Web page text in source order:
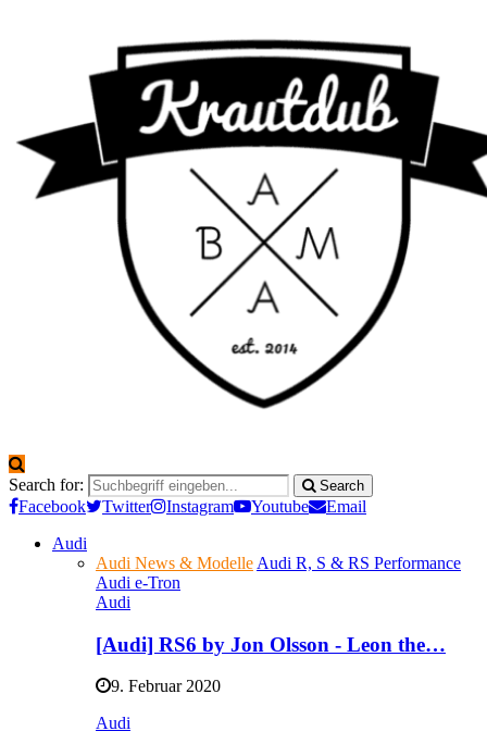
Search for: Search
Facebook Twitter Instagram Youtube
Email
Audi
Audi News & Modelle Audi R, S & RS Performance
Audi e-Tron
Audi
[Audi] RS6 by Jon Olsson - Leon the…
9. Februar 2020
Audi